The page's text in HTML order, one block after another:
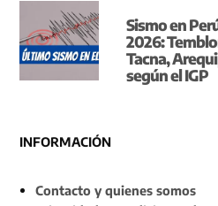
Sismo en
2026:
Tacna,
según el IGP
INFORMACIÓN
Contacto y quienes somos